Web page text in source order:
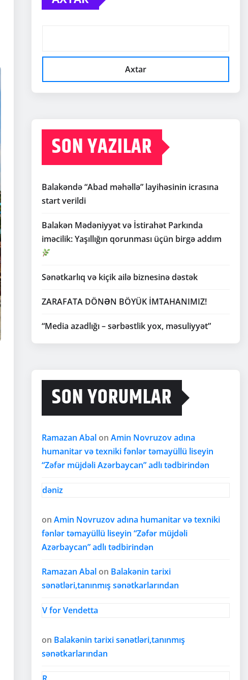
Axtar
SON YAZILAR
Balakəndə “Abad məhəllə” layihəsinin icrasına
start verildi
Balakən Mədəniyyət və İstirahət Parkında
iməcilik: Yaşıllığın qorunması üçün birgə addım
Sənətkarlıq və kiçik ailə biznesinə dəstək
ZARAFATA DÖNƏN BÖYÜK İMTAHANIMIZ!
“Media azadlığı – sərbəstlik yox, məsuliyyət”
SON YORUMLAR
Ramazan Abal on Amin Novruzov adına
humanitar və texniki fənlər təmayüllü liseyin
“Zəfər müjdəli Azərbaycan” adlı tədbirindən
dəniz
on Amin Novruzov adına humanitar və texniki
fənlər təmayüllü liseyin “Zəfər müjdəli
Azərbaycan” adlı tədbirindən
Ramazan Abal on Balakənin tarixi
sənətləri,tanınmış sənətkarlarından
V for Vendetta
on Balakənin tarixi sənətləri,tanınmış
sənətkarlarından